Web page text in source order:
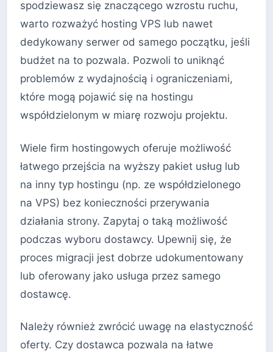
spodziewasz się znaczącego wzrostu ruchu,
warto rozważyć hosting VPS lub nawet
dedykowany serwer od samego początku, jeśli
budżet na to pozwala. Pozwoli to uniknąć
problemów z wydajnością i ograniczeniami,
które mogą pojawić się na hostingu
współdzielonym w miarę rozwoju projektu.
Wiele firm hostingowych oferuje możliwość
łatwego przejścia na wyższy pakiet usług lub
na inny typ hostingu (np. ze współdzielonego
na VPS) bez konieczności przerywania
działania strony. Zapytaj o taką możliwość
podczas wyboru dostawcy. Upewnij się, że
proces migracji jest dobrze udokumentowany
lub oferowany jako usługa przez samego
dostawcę.
Należy również zwrócić uwagę na elastyczność
oferty. Czy dostawca pozwala na łatwe